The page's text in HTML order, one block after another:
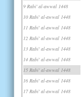
9 Rabi' al-awwal 1448
10 Rabi' al-awwal 1448
11 Rabi' al-awwal 1448
12 Rabi' al-awwal 1448
13 Rabi' al-awwal 1448
14 Rabi' al-awwal 1448
15 Rabi' al-awwal 1448
16 Rabi' al-awwal 1448
17 Rabi' al-awwal 1448